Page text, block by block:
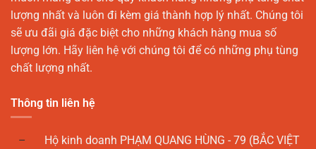
lượng nhất và luôn đi kèm giá thành hợp lý nhất. Chúng tôi
sẽ ưu đãi giá đặc biệt cho những khách hàng mua số
lượng lớn. Hãy liên hệ với chúng tôi để có những phụ tùng
chất lượng nhất.
Thông tin liên hệ
Hộ kinh doanh PHẠM QUANG HÙNG - 79 (BẮC VIỆT